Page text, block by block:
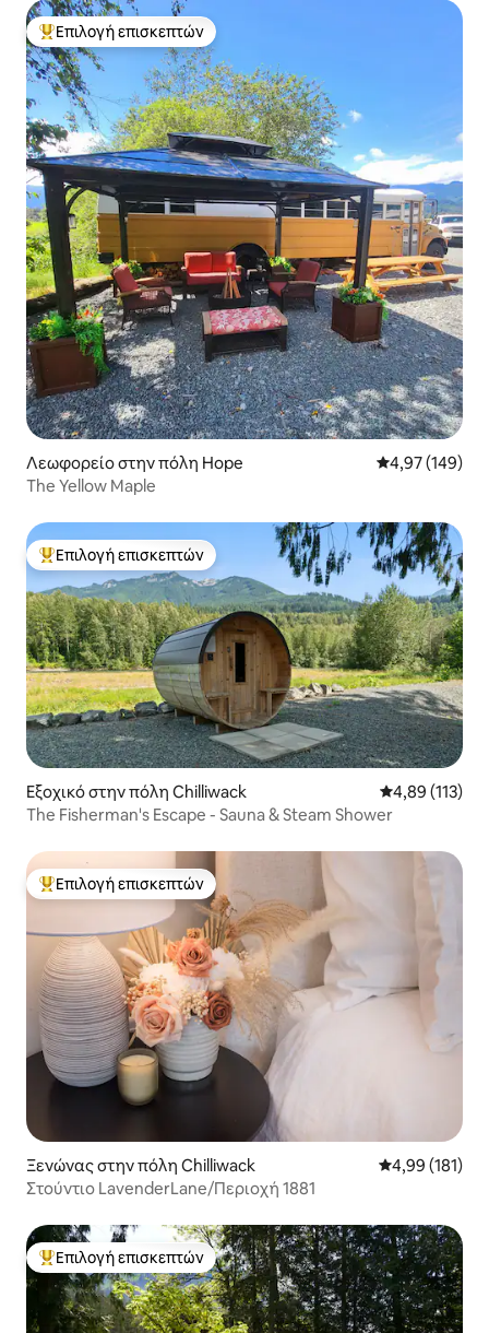
Κορυφαία επιλογή επισκεπτών
Επιλογή επισκεπτών
Λεωφορείο στην πόλη Hope Μέση
4,97 (149)
The Yellow Maple
Κορυφαία επιλογή επισκεπτών
Επιλογή επισκεπτών
Εξοχικό στην πόλη Chilliwack Μέση
4,89 (113)
The Fisherman's Escape - Sauna & Steam Shower
Κορυφαία επιλογή επισκεπτών
Επιλογή επισκεπτών
Ξενώνας στην πόλη Chilliwack Μέση
4,99 (181)
Στούντιο LavenderLane/Περιοχή 1881
Κορυφαία επιλογή επισκεπτών
Επιλογή επισκεπτών